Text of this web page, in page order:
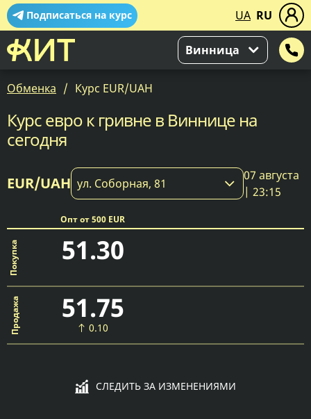
Подписаться на курс UA RU
Винница
Обменка Курс EUR/UAH
Курс евро к гривне в Виннице на
сегодня
EUR/UAH ул. Соборная, 81
07 августа
| 23:15
Опт от 500 EUR
51.30
51.75
0.10
СЛЕДИТЬ ЗА ИЗМЕНЕНИЯМИ